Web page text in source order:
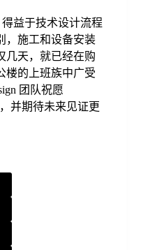
益于技术设计流程
，施工和设备安装
几天，就已经在购
楼的上班族中广受
团队祝愿
并期待未来见证更